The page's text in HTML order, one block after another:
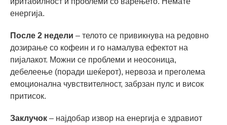
енергија.
После 2 недели – телото се привикнува на редовно
дозирање со кофеин и го намалува ефектот на
пијалакот. Можни се проблеми и неосоница,
дебелеење (поради шеќерот), нервоза и преголема
емоционална чувствителност, забрзан пулс и висок
притисок.
Заклучок – најдобар извор на енергија е здравиот